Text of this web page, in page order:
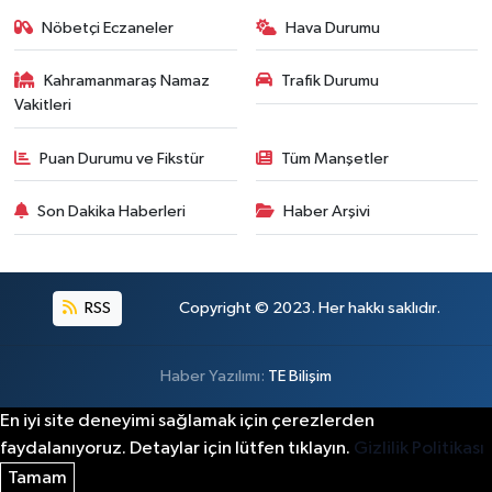
Nöbetçi Eczaneler Hava Durumu
Kahramanmaraş Namaz
Vakitleri
Trafik Durumu
Puan Durumu ve Fikstür Tüm Manşetler
Son Dakika Haberleri Haber Arşivi
RSS Copyright © 2023. Her hakkı saklıdır.
Haber Yazılımı: TE Bilişim
En iyi site deneyimi sağlamak için çerezlerden
faydalanıyoruz. Detaylar için lütfen tıklayın. Gizlilik Politikası
Tamam